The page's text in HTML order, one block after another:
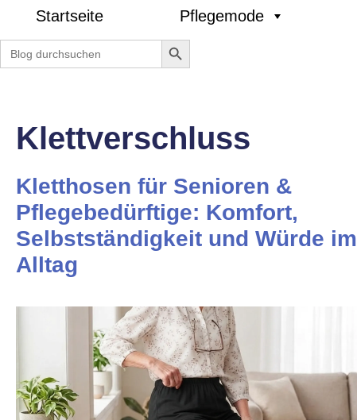
Startseite Pflegemode
Search
for:
Search Button
Klettverschluss
Kletthosen für Senioren &
Pflegebedürftige: Komfort,
Selbstständigkeit und Würde im
Alltag